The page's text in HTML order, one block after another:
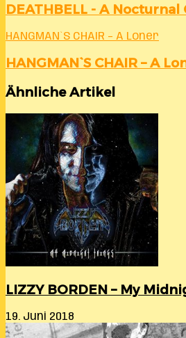
DEATHBELL - A Nocturnal
HANGMAN`S CHAIR – A Loner
HANGMAN`S CHAIR – A
Ähnliche Artikel
LIZZY BORDEN – My
19. Juni 2018